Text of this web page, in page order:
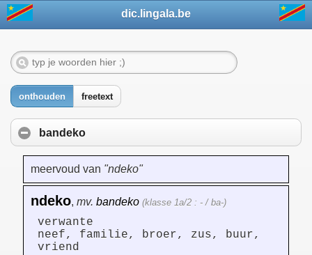
dic.lingala.be
onthouden freetext
bandeko
meervoud van "ndeko"
ndeko, mv. bandeko (klasse 1a/2 : - / ba-)
verwante
neef, familie, broer, zus, buur,
vriend